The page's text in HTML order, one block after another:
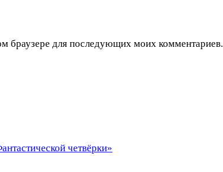
браузере для последующих моих комментариев.
четвёрки»